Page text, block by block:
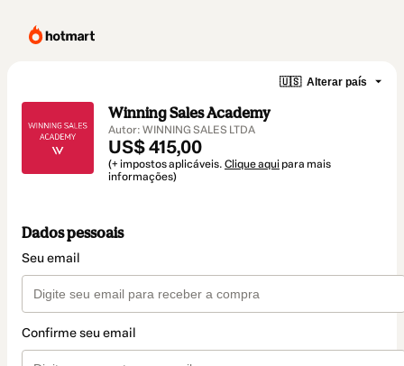
🇺🇸 Alterar país
Winning Sales Academy
Autor: WINNING SALES LTDA
US$ 415,00
(+ impostos aplicáveis. Clique aqui para mais
informações)
Dados pessoais
Seu email
Confirme seu email